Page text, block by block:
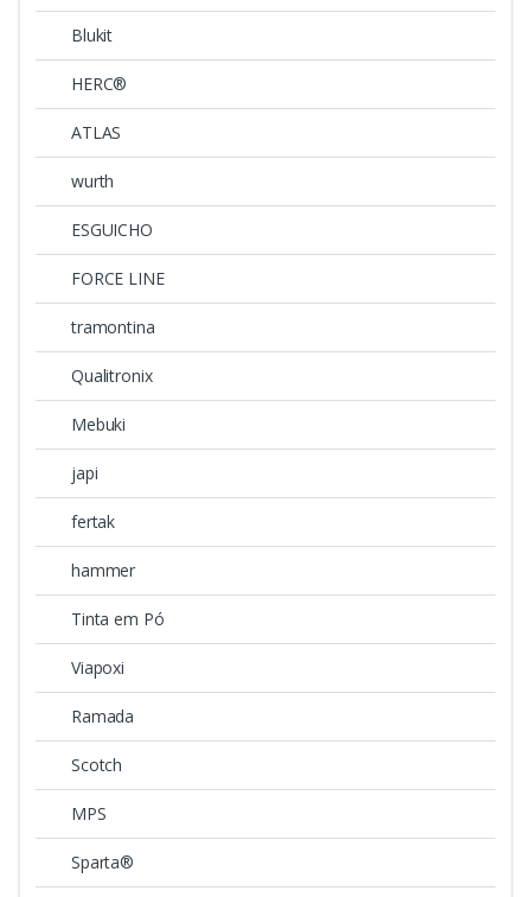
Blukit
HERC®
ATLAS
wurth
ESGUICHO
FORCE LINE
tramontina
Qualitronix
Mebuki
japi
fertak
hammer
Tinta em Pó
Viapoxi
Ramada
Scotch
MPS
Sparta®